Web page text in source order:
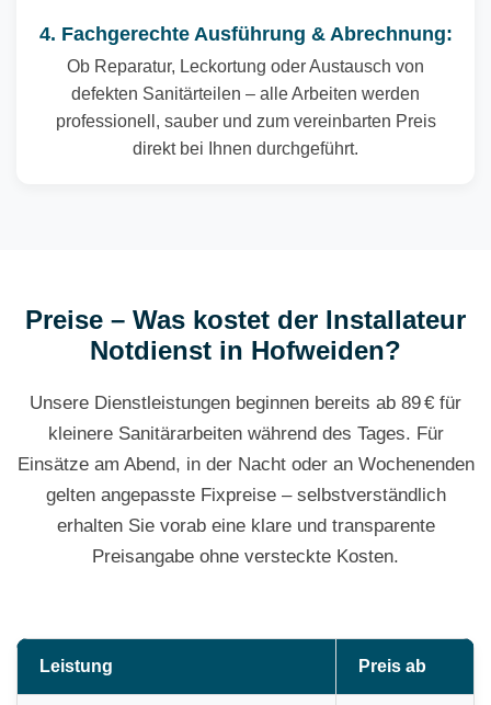
4. Fachgerechte Ausführung & Abrechnung:
Ob Reparatur, Leckortung oder Austausch von
defekten Sanitärteilen – alle Arbeiten werden
professionell, sauber und zum vereinbarten Preis
direkt bei Ihnen durchgeführt.
Preise – Was kostet der Installateur
Notdienst in Hofweiden?
Unsere Dienstleistungen beginnen bereits ab 89 € für
kleinere Sanitärarbeiten während des Tages. Für
Einsätze am Abend, in der Nacht oder an Wochenenden
gelten angepasste Fixpreise – selbstverständlich
erhalten Sie vorab eine klare und transparente
Preisangabe ohne versteckte Kosten.
Leistung Preis ab